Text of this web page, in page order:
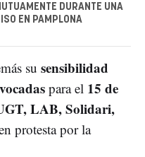
DURANTE UNA
EN PAMPLONA
su sensibilidad
para el 15 de
LAB, Solidari,
protesta por la